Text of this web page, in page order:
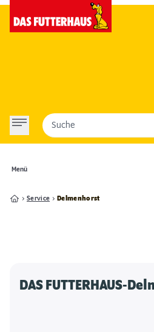
Menü
Suche
Service Delmenhorst
DAS FUTTERHAUS-